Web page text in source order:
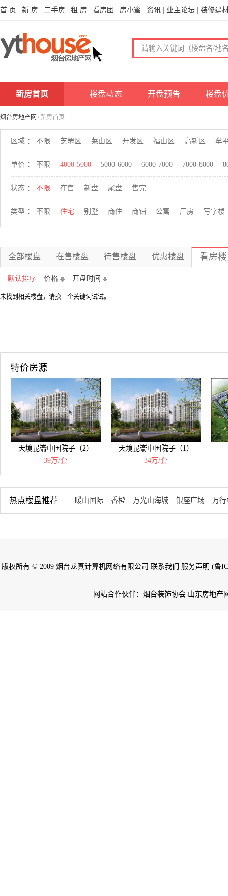
首 页 新 房 二手房 租 房 看房团 房小蜜 资讯 业主论坛 装修建
新房首页 楼盘动态 开盘预告 楼盘
烟台房地产网 >新房首页
区域 ： 不限 芝罘区 莱山区 开发区 福山区 高新区 牟
单价 ： 不限 4000-5000 5000-6000 6000-7000 7000-8000
状态 ： 不限 在售 新盘 尾盘 售完
类型 ： 不限 住宅 别墅 商住 商铺 公寓 厂房 写字楼
全部楼盘 在售楼盘 待售楼盘 优惠楼盘 看房
默认排序 价格 开盘时间
未找到相关楼盘，请换一个关键词试试。
特价房源
天境昆嵛中国院子（2）
39万/套
天境昆嵛中国院子（1）
34万/套
热点楼盘推荐 暖山国际 香橙 万光山海城 银座广场 万
版权所有 © 2009 烟台龙真计算机网络有限公司 联系我们 服务声明 (鲁
网站合作伙伴：烟台装饰协会 山东房地